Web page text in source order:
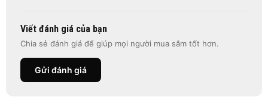
Viết đánh giá của bạn
Chia sẻ đánh giá để giúp mọi người mua sắm tốt hơn.
Gửi đánh giá